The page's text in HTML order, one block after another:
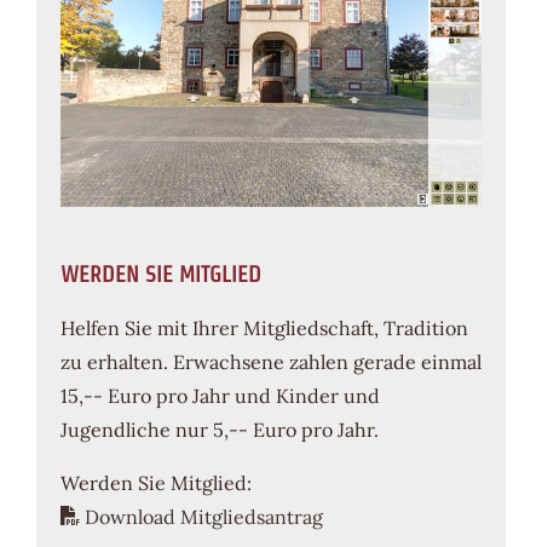
WERDEN SIE MITGLIED
Helfen Sie mit Ihrer Mitgliedschaft, Tradition
zu erhalten. Erwachsene zahlen gerade einmal
15,-- Euro pro Jahr und Kinder und
Jugendliche nur 5,-- Euro pro Jahr.
Werden Sie Mitglied:
Download Mitgliedsantrag